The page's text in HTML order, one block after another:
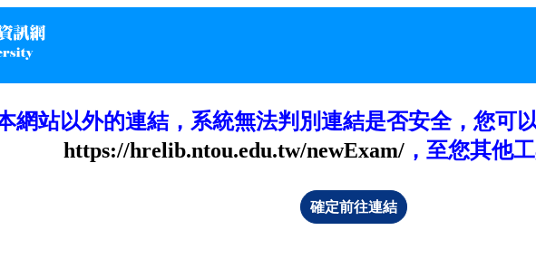
網站以外的連結，系統無法判別連結是否安全，您可
https://hrelib.ntou.edu.tw/newExam/ ，至您其他